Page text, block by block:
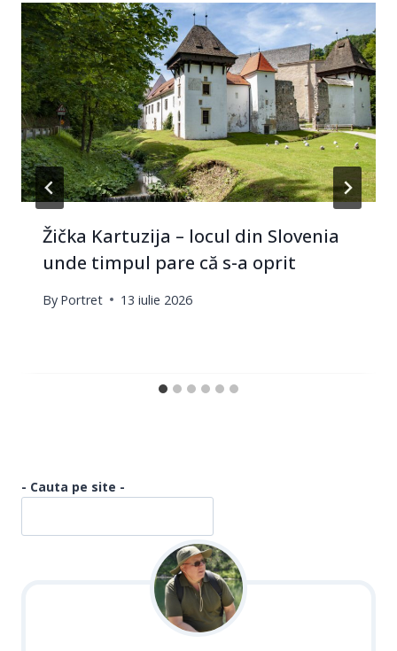
Žička Kartuzija – locul din Slovenia
unde timpul pare că s-a oprit
By Portret 13 iulie 2026
- Cauta pe site -